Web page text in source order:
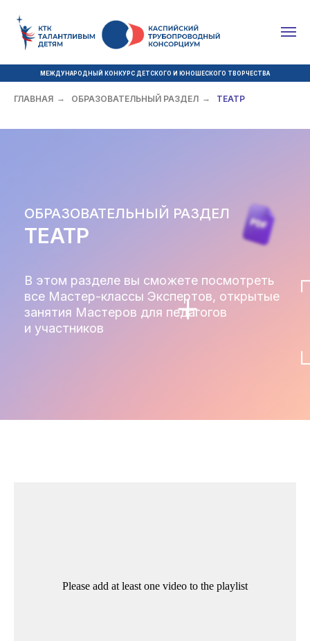
МЕЖДУНАРОДНЫЙ КОНКУРС ДЕТСКОГО И ЮНОШЕСКОГО ТВОРЧЕСТВА
ГЛАВНАЯ → ОБРАЗОВАТЕЛЬНЫЙ РАЗДЕЛ → ТЕАТР
ОБРАЗОВАТЕЛЬНЫЙ РАЗДЕЛ
ТЕАТР
В этом разделе вы сможете посмотреть
все Мастер-классы Экспертов, открытые
занятия Мастеров для педагогов
и участников
Please add at least one video to the playlist